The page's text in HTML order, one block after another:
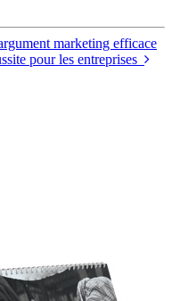
marketing efficace
pour les entreprises